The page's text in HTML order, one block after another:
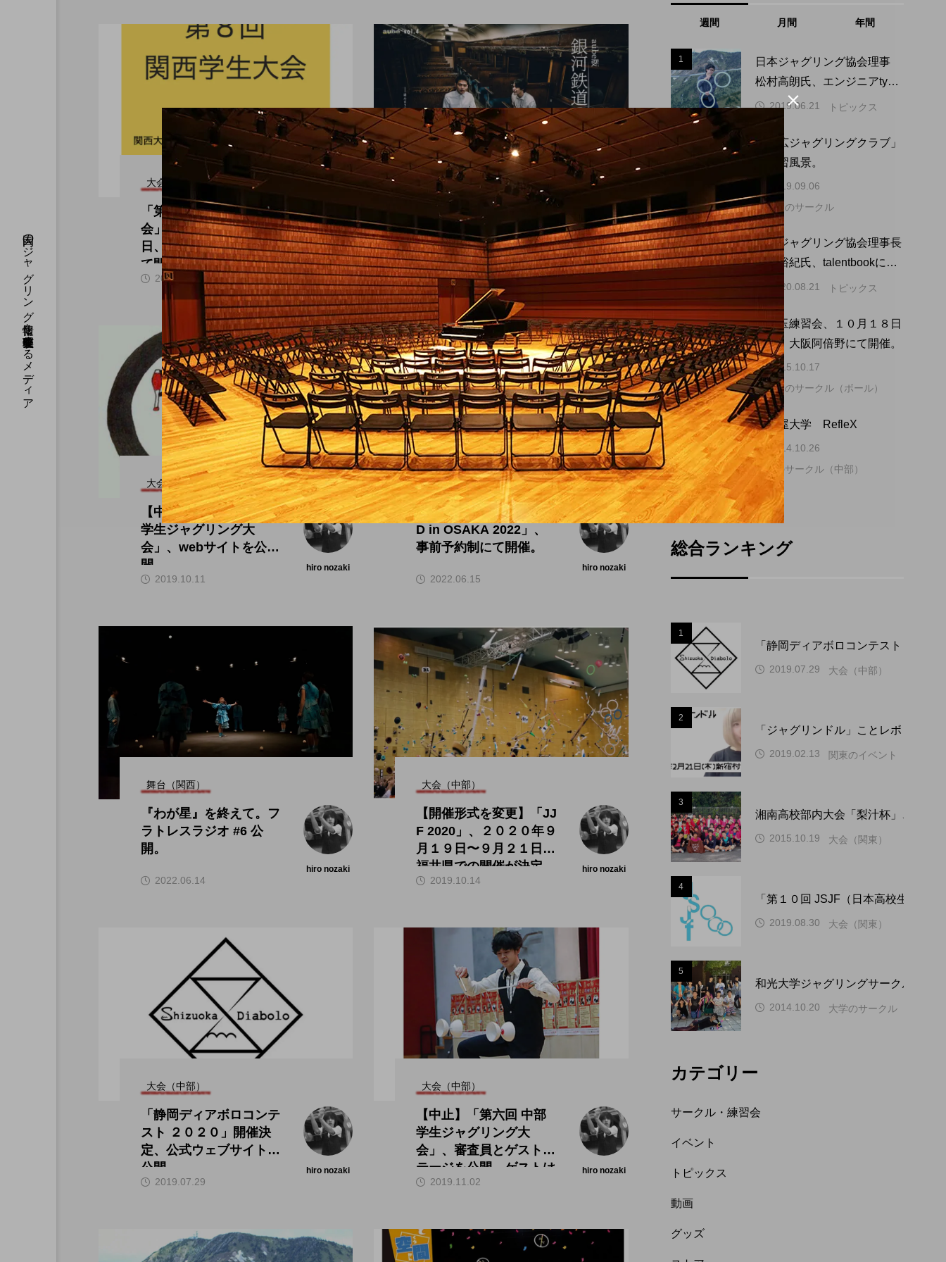
国内のジャグリング情報を収集・整理・発信するメディア
大会（関西）
「第８回 関西学生大
会」２０２０年３月８
日、西成区民センターに
て開催。
hiro nozaki
2019.12.20
舞台（関東）
aube vol.4『aube版 銀
河鉄道の夜』、予約受付
を開始。
hiro nozaki
2019.12.20
大会（中部）
【中止】「第六回 中部
学生ジャグリング大
会」、webサイトを公
開。
hiro nozaki
2019.10.11
大阪のイベント
現地開催の復活。「WJ
D in OSAKA 2022」、
事前予約制にて開催。
hiro nozaki
2022.06.15
舞台（関西）
『わが星』を終えて。フ
ラトレスラジオ #6 公
開。
hiro nozaki
2022.06.14
大会（中部）
【開催形式を変更】「JJ
F 2020」、２０２０年９
月１９日〜９月２１日、
福井県での開催が決定。
hiro nozaki
2019.10.14
大会（中部）
「静岡ディアボロコンテ
スト ２０２０」開催決
定、公式ウェブサイトが
公開。
hiro nozaki
2019.07.29
大会（中部）
【中止】「第六回 中部
学生ジャグリング大
会」、審査員とゲストス
テージを公開。ゲストは
田多加津輝氏。
hiro nozaki
2019.11.02
週間 月間 年間
1
日本ジャグリング協会理事
松村高朗氏、エンジニアtype
にインタビュー掲載。
2019.06.21 トピックス
「帯広ジャグリングクラブ」
の練習風景。
2019.09.06
北海道のサークル
3
日本ジャグリング協会理事長
吉永裕紀氏、talentbookにイ
ンタビュー掲載。
2020.08.21 トピックス
4
関西玉練習会、１０月１８日
（日）大阪阿倍野にて開催。
2015.10.17
道具別のサークル（ボール）
5 名古屋大学 RefleX
2014.10.26
大学のサークル（中部）
総合ランキング
1
「静岡ディアボロコンテスト ２０
2019.07.29 大会（中部）
2
「ジャグリンドル」ことレボリュー
2019.02.13 関東のイベント
3
湘南高校部内大会「梨汁杯」、１０
2015.10.19 大会（関東）
4
「第１０回 JSJF（日本高校生ジャ
2019.08.30 大会（関東）
5
和光大学ジャグリングサークル WAP
2014.10.20 大学のサークル（関東）
カテゴリー
サークル・練習会
イベント
トピックス
動画
グッズ
